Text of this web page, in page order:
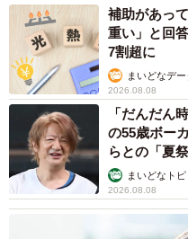
投稿には「お陰様で万博
ームカバーは本当必需品
が相次ぎました。さらに
サングラスがよくて。メ
ア」など、来場者同士で
っています。
さっと荷物を収納する
補助があっ
重い」と回
7割超に
まいどなデー
2026.08.08
「だんだん
の55歳ボー
らとの「夏
まいどなトピ
2026.08.08